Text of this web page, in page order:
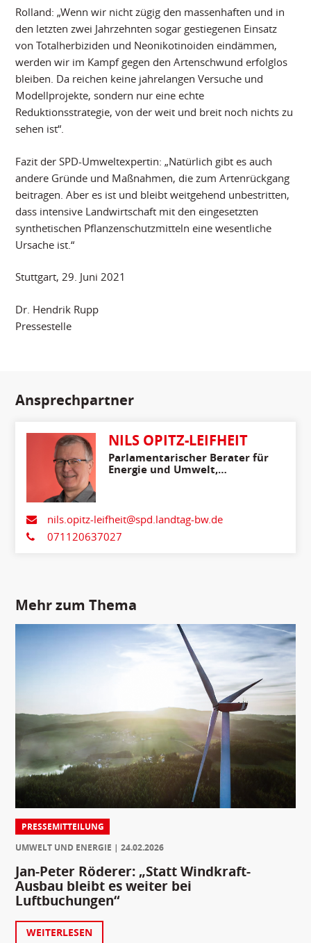
Rolland: „Wenn wir nicht zügig den massenhaften und in
den letzten zwei Jahrzehnten sogar gestiegenen Einsatz
von Totalherbiziden und Neonikotinoiden eindämmen,
werden wir im Kampf gegen den Artenschwund erfolglos
bleiben. Da reichen keine jahrelangen Versuche und
Modellprojekte, sondern nur eine echte
Reduktionsstrategie, von der weit und breit noch nichts zu
sehen ist“.
Fazit der SPD-Umweltexpertin: „Natürlich gibt es auch
andere Gründe und Maßnahmen, die zum Artenrückgang
beitragen. Aber es ist und bleibt weitgehend unbestritten,
dass intensive Landwirtschaft mit den eingesetzten
synthetischen Pflanzenschutzmitteln eine wesentliche
Ursache ist.“
Stuttgart, 29. Juni 2021
Dr. Hendrik Rupp
Pressestelle
Ansprechpartner
NILS OPITZ-LEIFHEIT
Parlamentarischer Berater für
Energie und Umwelt,
nils.opitz-leifheit@spd.landtag-bw.de
071120637027
Mehr zum Thema
PRESSEMITTEILUNG
UMWELT UND ENERGIE
24.02.2026
Jan-Peter Röderer: „Statt Windkraft-
Ausbau bleibt es weiter bei
Luftbuchungen“
WEITERLESEN